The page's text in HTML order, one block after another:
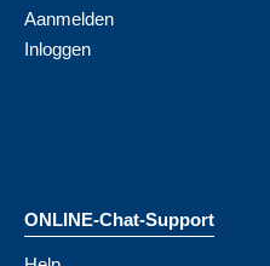
Aanmelden
Inloggen
ONLINE-Chat-Support